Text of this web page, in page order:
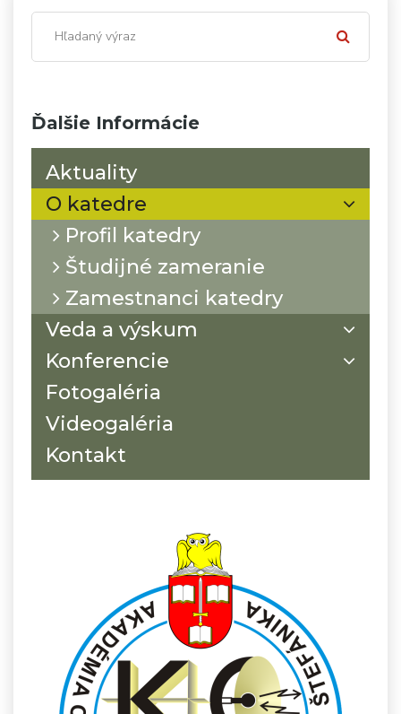
Ďalšie Informácie
Aktuality
O katedre
Profil katedry
Študijné zameranie
Zamestnanci katedry
Veda a výskum
Konferencie
Fotogaléria
Videogaléria
Kontakt